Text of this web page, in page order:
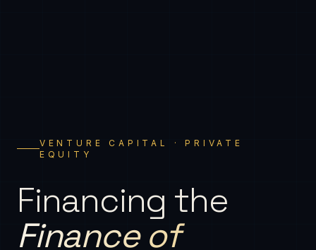
VENTURE CAPITAL · PRIVATE
EQUITY
Financing the
Finance of